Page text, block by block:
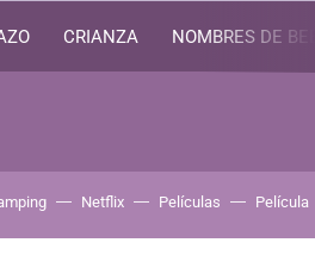
CRIANZA NOMBRES DE
Netflix Películas Película